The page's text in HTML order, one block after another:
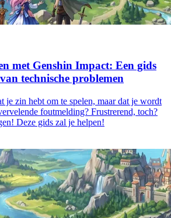
met Genshin Impact: Een gids
technische problemen
je zin hebt om te spelen, maar dat je wordt
foutmelding? Frustrerend, toch?
Deze gids zal je helpen!